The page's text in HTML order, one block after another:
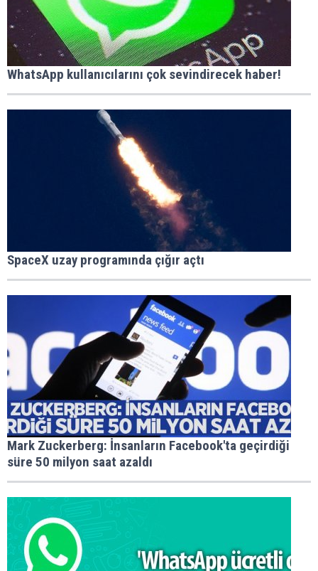
WhatsApp kullanıcılarını çok sevindirecek haber!
SpaceX uzay programında çığır açtı
Mark Zuckerberg: İnsanların Facebook'ta geçirdiği
süre 50 milyon saat azaldı